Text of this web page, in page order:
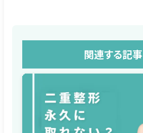
関連する記事